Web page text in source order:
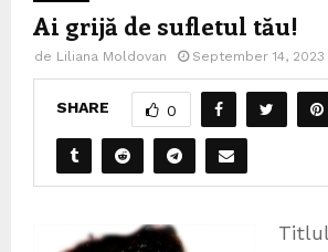
Ai grijă de sufletul tău!
de Liliana Moldovan September 14, 2023
SHARE 0